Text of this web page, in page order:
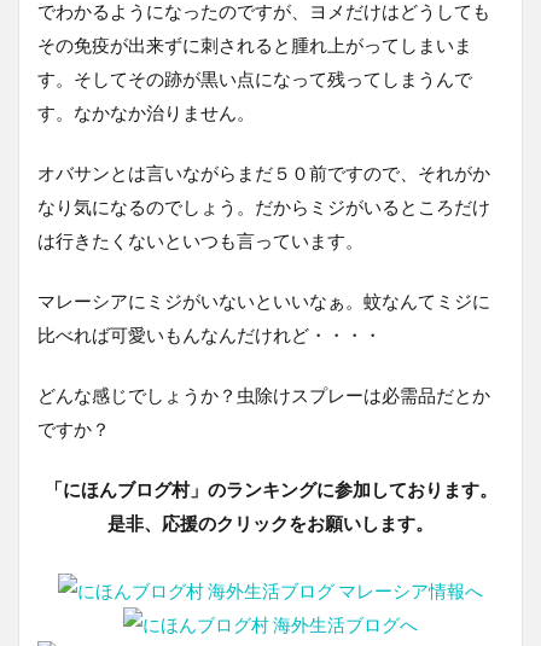
でわかるようになったのですが、ヨメだけはどうしても
その免疫が出来ずに刺されると腫れ上がってしまいま
す。そしてその跡が黒い点になって残ってしまうんで
す。なかなか治りません。
オバサンとは言いながらまだ５０前ですので、それがか
なり気になるのでしょう。だからミジがいるところだけ
は行きたくないといつも言っています。
マレーシアにミジがいないといいなぁ。蚊なんてミジに
比べれば可愛いもんなんだけれど・・・・
どんな感じでしょうか？虫除けスプレーは必需品だとか
ですか？
「にほんブログ村」のランキングに参加しております。
是非、応援のクリックをお願いします。